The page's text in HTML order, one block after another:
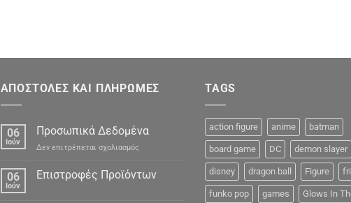
ΑΠΟΣΤΟΛΕΣ ΚΑΙ ΠΛΗΡΩΜΕΣ
06
Ιούν
Προσωπικά Δεδομένα
Δεν επιτρέπεται σχολιασμόςστο
Δεδομένα
06
Ιούν
Επιστροφές Προϊόντων
TAGS
action figure anime batman
board game DC demon slayer
disney dragon ball Figure
funko pop games Glows In